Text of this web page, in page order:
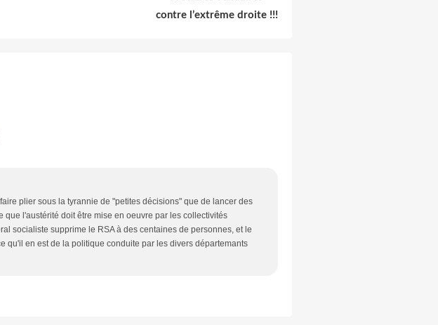
contre l’extrême droite !!!
plier sous la tyrannie de "petites décisions" que de lancer des
l'austérité doit être mise en oeuvre par les collectivités
socialiste supprime le RSA à des centaines de personnes, et le
qu'il en est de la politique conduite par les divers départemants